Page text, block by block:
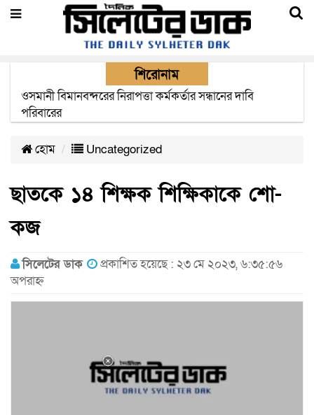
শিরোনাম
এক মাসের মধ্যে সিলেট-জাফলং রেললাইন নির্মাণ প্রকল্পের কাজ
দৃশ্যমান হবে- শ্রম মন্ত্রী
হোম Uncategorized
ছাতকে ১৪ শিক্ষক শিক্ষিকাকে শো-
কজ
সিলেটের ডাক
প্রকাশিত হয়েছে : ২৩ মে ২০২৩, ৬:৩৫:৫৬
অপরাহ্ন